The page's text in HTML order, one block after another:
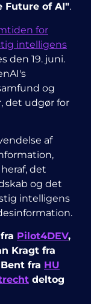
Future of AI".
for
intelligens
den 19. juni.
og
det udgør for
af
det
og det
intelligens
Pilot4DEV,
Kragt fra
fra HU
deltog